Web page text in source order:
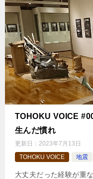
TOHOKU VOICE
生んだ慣れ
更新日： 2023年7月13日
TOHOKU VOICE
地震
大丈夫だった経験が重